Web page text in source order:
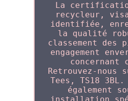
La
recycleur,
identifiée,
la qualité
classement des
engagement
concernant
Retrouvez-nous
Tees, TS18
également